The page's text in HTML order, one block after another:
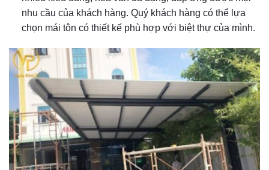
nhu cầu của khách hàng. Quý khách hàng có thể lựa
chọn mái tôn có thiết kế phù hợp với biệt thự của mình.